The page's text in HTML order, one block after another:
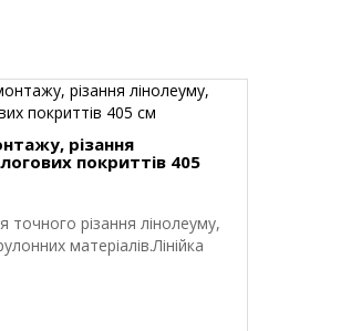
різання
покриттів 405
точного різання лінолеуму,
матеріалів.Лінійка